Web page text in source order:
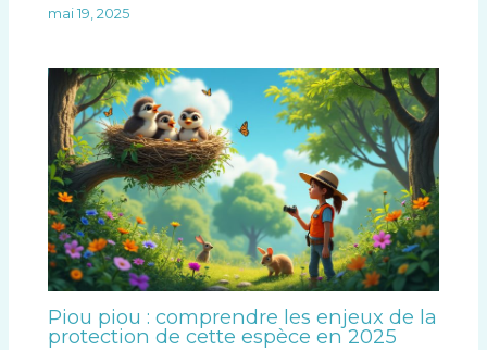
mai 19, 2025
Piou piou : comprendre les enjeux de la
protection de cette espèce en 2025